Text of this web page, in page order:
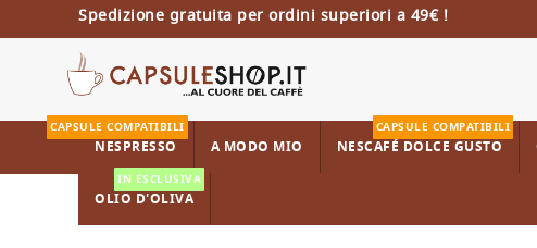
Spedizione gratuita per ordini superiori a 49€ !
NESPRESSO
CAPSULE COMPATIBILI
A MODO MIO NESCAFÉ DOLCE GUSTO
CAPSULE COMPATIBILI
OLIO D'OLIVA
IN ESCLUSIVA